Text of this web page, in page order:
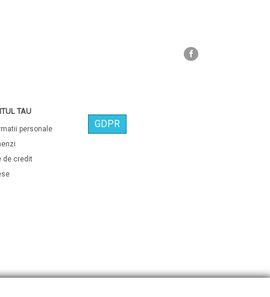
Facebook
TAU
personale
de credit
GDPR